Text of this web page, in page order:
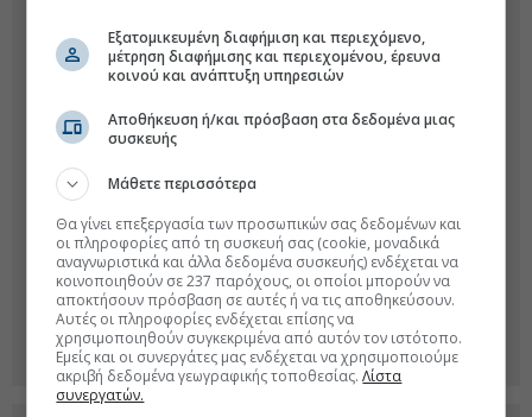
Εξατομικευμένη διαφήμιση και περιεχόμενο,
μέτρηση διαφήμισης και περιεχομένου, έρευνα
κοινού και ανάπτυξη υπηρεσιών
Αποθήκευση ή/και πρόσβαση στα δεδομένα μιας
συσκευής
Μάθετε περισσότερα
Θα γίνει επεξεργασία των προσωπικών σας δεδομένων και
οι πληροφορίες από τη συσκευή σας (cookie, μοναδικά
αναγνωριστικά και άλλα δεδομένα συσκευής) ενδέχεται να
κοινοποιηθούν σε 237 παρόχους, οι οποίοι μπορούν να
αποκτήσουν πρόσβαση σε αυτές ή να τις αποθηκεύσουν.
Αυτές οι πληροφορίες ενδέχεται επίσης να
χρησιμοποιηθούν συγκεκριμένα από αυτόν τον ιστότοπο.
Εμείς και οι συνεργάτες μας ενδέχεται να χρησιμοποιούμε
ακριβή δεδομένα γεωγραφικής τοποθεσίας.Λίστα
συνεργατών.